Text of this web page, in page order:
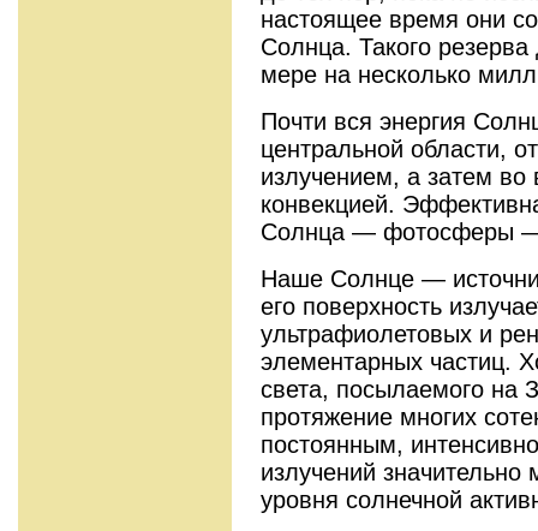
настоящее время они
Солнца. Такого
мере на несколько
Почти вся энергия
центральной области,
излучением, а затем
конвекцией.
Солнца — фотосферы
Наше Солнце —
его поверхность
ультрафиолетовых и
элементарных частиц.
света, посылаемого
протяжение многих
постоянным,
излучений значительно
уровня солнечной